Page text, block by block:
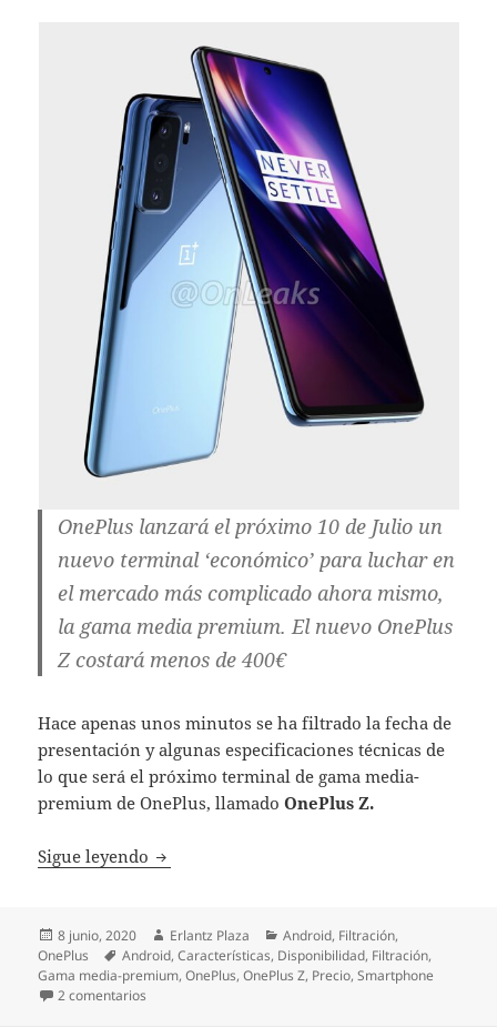
OnePlus lanzará el próximo 10 de Julio un
nuevo terminal ‘económico’ para luchar en
el mercado más complicado ahora mismo,
la gama media premium. El nuevo OnePlus
Z costará menos de 400€
Hace apenas unos minutos se ha filtrado la fecha de
presentación y algunas especificaciones técnicas de
lo que será el próximo terminal de gama media-
premium de OnePlus, llamadoOnePlus Z.
Sigue leyendo OnePlus Z: el nuevo terminal de gama
Publicado
el
8 junio, 2020 Autor
Erlantz Plaza Categorías
Android, Filtración,
OnePlus
Etiquetas
Android,Características, Disponibilidad, Filtración,
Gama media-premium,OnePlus,OnePlus Z, Precio,Smartphone
2 comentarios